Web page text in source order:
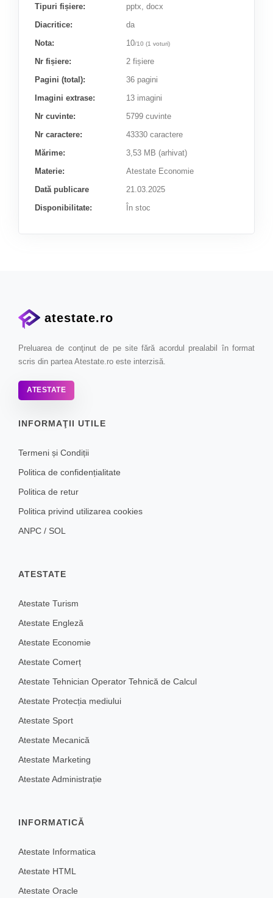
Tipuri fișiere:
pptx, docx
Diacritice:
da
Nota:
10/10 (1 voturi)
Nr fișiere:
2 fișiere
Pagini (total):
36 pagini
Imagini extrase:
13 imagini
Nr cuvinte:
5799 cuvinte
Nr caractere:
43330 caractere
Mărime:
3,53 MB (arhivat)
Materie:
Atestate Economie
Dată publicare
21.03.2025
Disponibilitate:
În stoc
atestate.ro
Preluarea de conţinut de pe site fără acordul prealabil în format
scris din partea Atestate.ro este interzisă.
ATESTATE
INFORMAŢII UTILE
Termeni și Condiții
Politica de confidențialitate
Politica de retur
Politica privind utilizarea cookies
ANPC / SOL
ATESTATE
Atestate Turism
Atestate Engleză
Atestate Economie
Atestate Comerț
Atestate Tehnician Operator Tehnică de Calcul
Atestate Protecția mediului
Atestate Sport
Atestate Mecanică
Atestate Marketing
Atestate Administrație
INFORMATICĂ
Atestate Informatica
Atestate HTML
Atestate Oracle